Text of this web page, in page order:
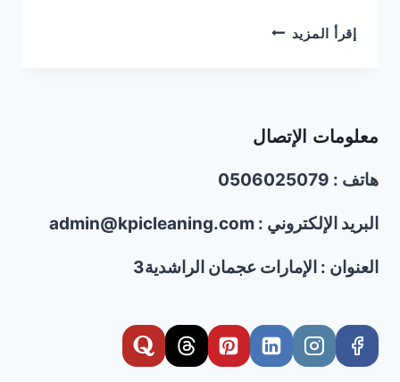
إقرأ المزيد تركيب
عجمان
معلومات الإتصال
هاتف : 0506025079
البريد الإلكتروني : admin@kpicleaning.com
العنوان : الإمارات عجمان الراشدية3